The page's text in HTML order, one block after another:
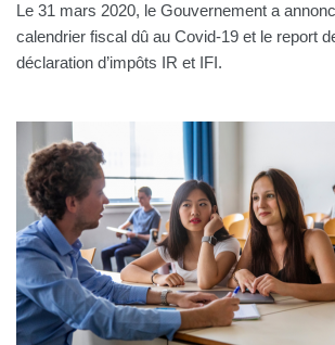
Le 31 mars 2020, le Gouvernement a
calendrier fiscal dû au Covid-19 et le report
déclaration d’impôts IR et IFI.